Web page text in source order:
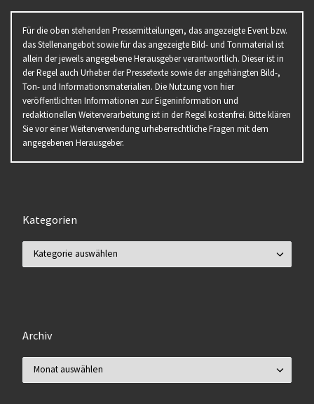
Für die oben stehenden Pressemitteilungen, das angezeigte Event bzw.
das Stellenangebot sowie für das angezeigte Bild- und Tonmaterial ist
allein der jeweils angegebene Herausgeber verantwortlich. Dieser ist in
der Regel auch Urheber der Pressetexte sowie der angehängten Bild-,
Ton- und Informationsmaterialien. Die Nutzung von hier
veröffentlichten Informationen zur Eigeninformation und
redaktionellen Weiterverarbeitung ist in der Regel kostenfrei. Bitte klären
Sie vor einer Weiterverwendung urheberrechtliche Fragen mit dem
angegebenen Herausgeber.
Kategorien
Archiv